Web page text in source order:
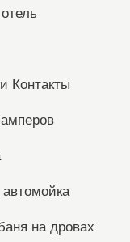
Контакты
на дровах